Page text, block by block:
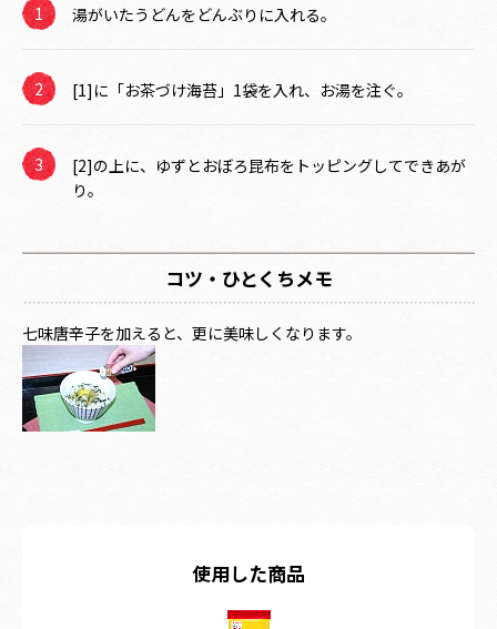
湯がいたうどんをどんぶりに入れる。
[1]に「お茶づけ海苔」1袋を入れ、お湯を注ぐ。
[2]の上に、ゆずとおぼろ昆布をトッピングしてできあが
り。
コツ・ひとくちメモ
七味唐辛子を加えると、更に美味しくなります。
使用した商品